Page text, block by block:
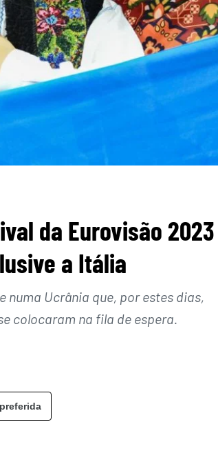
da Eurovisão 2023
a Itália
numa Ucrânia que, por estes dias,
colocaram na fila de espera.